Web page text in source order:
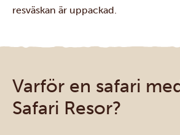
resväskan är uppackad.
Varför en safari
Safari Resor?